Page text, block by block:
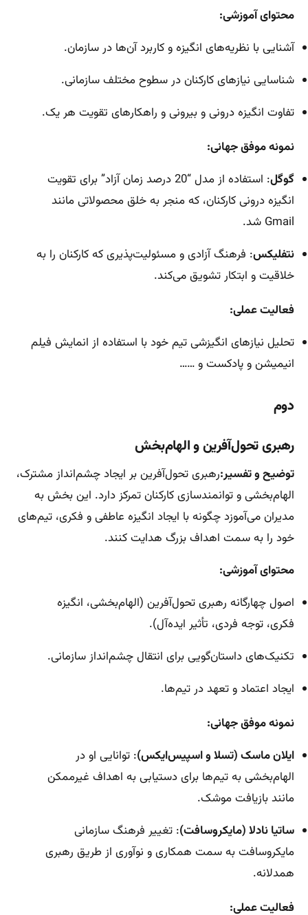
محتوای آموزشی:
آشنایی با نظریه‌های انگیزه و کاربرد آن‌ها در سازمان.
شناسایی نیازهای کارکنان در سطوح مختلف سازمانی.
تفاوت انگیزه درونی و بیرونی و راهکارهای تقویت هر یک.
نمونه موفق جهانی:
گوگل
: استفاده از مدل “20 درصد زمان آزاد” برای تقویت
انگیزه درونی کارکنان، که منجر به خلق محصولاتی مانند
Gmail شد.
نتفلیکس: فرهنگ آزادی و مسئولیت‌پذیری که کارکنان را به
خلاقیت و ابتکار تشویق می‌کند.
فعالیت عملی:
تحلیل نیازهای انگیزشی تیم خود با استفاده از انمایش فیلم
انیمیشن و پادکست و ……
دوم
رهبری تحول‌آفرین و الهام‌بخش
توضیح و تفسیر:رهبری تحول‌آفرین بر ایجاد چشم‌انداز مشترک،
الهام‌بخشی و توانمندسازی کارکنان تمرکز دارد. این بخش به
مدیران می‌آموزد چگونه با ایجاد انگیزه عاطفی و فکری، تیم‌های
خود را به سمت اهداف بزرگ هدایت کنند.
محتوای آموزشی:
اصول چهارگانه رهبری تحول‌آفرین (الهام‌بخشی، انگیزه
فکری، توجه فردی، تأثیر ایده‌آل).
تکنیک‌های داستان‌گویی برای انتقال چشم‌انداز سازمانی.
ایجاد اعتماد و تعهد در تیم‌ها.
نمونه موفق جهانی:
ایلان ماسک (تسلا و اسپیس‌ایکس): توانایی او در
الهام‌بخشی به تیم‌ها برای دستیابی به اهداف غیرممکن
مانند بازیافت موشک.
ساتیا نادلا (مایکروسافت): تغییر فرهنگ سازمانی
مایکروسافت به سمت همکاری و نوآوری از طریق رهبری
همدلانه.
فعالیت عملی: